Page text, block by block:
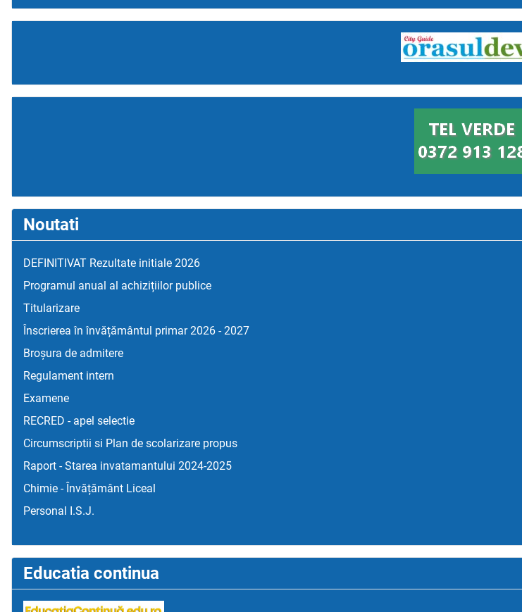
Noutati
DEFINITIVAT Rezultate initiale 2026
Programul anual al achizițiilor publice
Titularizare
Înscrierea în învățământul primar 2026 - 2027
Broșura de admitere
Regulament intern
Examene
RECRED - apel selectie
Circumscriptii si Plan de scolarizare propus
Raport - Starea invatamantului 2024-2025
Chimie - Învățământ Liceal
Personal I.S.J.
Educatia continua